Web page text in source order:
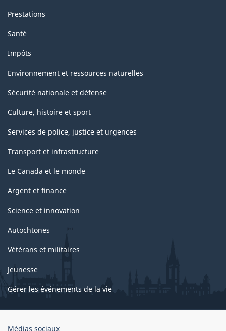
Prestations
Santé
Impôts
Environnement et ressources naturelles
Sécurité nationale et défense
Culture, histoire et sport
Services de police, justice et urgences
Transport et infrastructure
Le Canada et le monde
Argent et finance
Science et innovation
Autochtones
Vétérans et militaires
Jeunesse
Gérer les événements de la vie
Organisation
Médias sociaux